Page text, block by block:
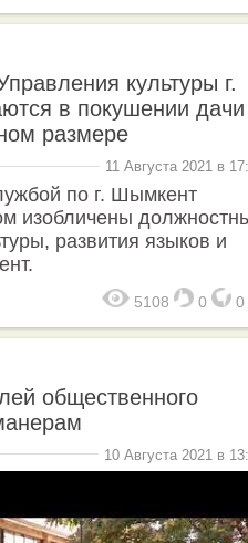
культуры г.
в покушении дачи
размере
11 Августа 2021 в
по г. Шымкент
изобличены
развития языков и
5108 0 0
общественного
10 Августа 2021 в